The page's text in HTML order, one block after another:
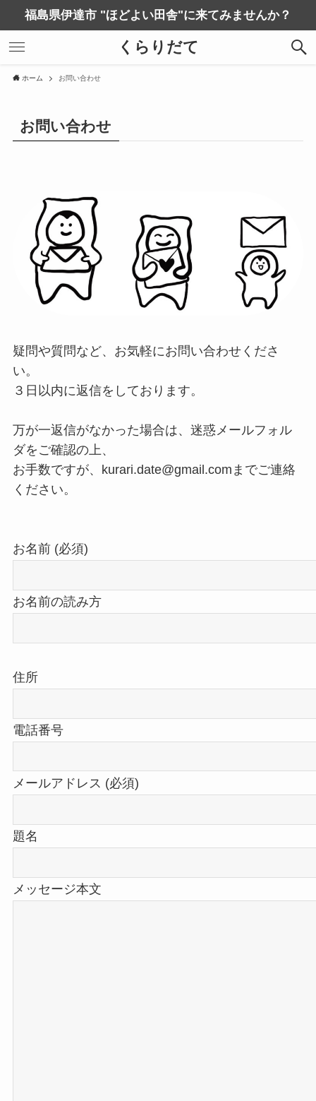
福島県伊達市 "ほどよい田舎"に来てみませんか？
くらりだて
ホーム お問い合わせ
お問い合わせ
疑問や質問など、お気軽にお問い合わせくださ
い。
３日以内に返信をしております。
万が一返信がなかった場合は、迷惑メールフォル
ダをご確認の上、
お手数ですが、kurari.date@gmail.comまでご連絡
ください。
お名前 (必須)
お名前の読み方
住所
電話番号
メールアドレス (必須)
題名
メッセージ本文